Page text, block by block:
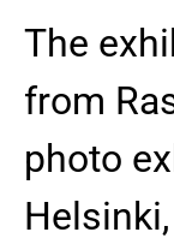
The
from
photo